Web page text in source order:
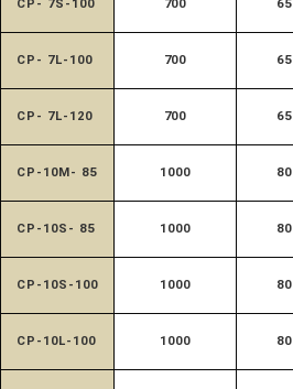
CP- 7S-100 700 65
CP- 7L-100 700 65
CP- 7L-120 700 65
CP-10M- 85 1000 80
CP-10S- 85 1000 80
CP-10S-100 1000 80
CP-10L-100 1000 80